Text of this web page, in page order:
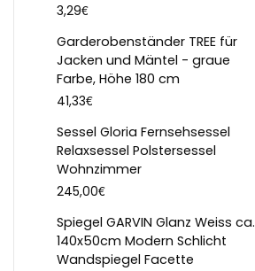
3,29€
Garderobenständer TREE für
Jacken und Mäntel - graue
Farbe, Höhe 180 cm
41,33€
Sessel Gloria Fernsehsessel
Relaxsessel Polstersessel
Wohnzimmer
245,00€
Spiegel GARVIN Glanz Weiss ca.
140x50cm Modern Schlicht
Wandspiegel Facette